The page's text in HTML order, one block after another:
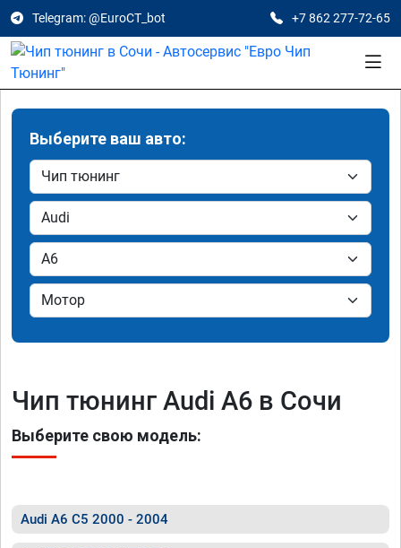
Telegram: @EuroCT_bot +7 862 277-72-65
Выберите ваш авто:
Чип тюнинг Audi A6 в Сочи
Выберите свою модель:
Audi A6 C5 2000 - 2004